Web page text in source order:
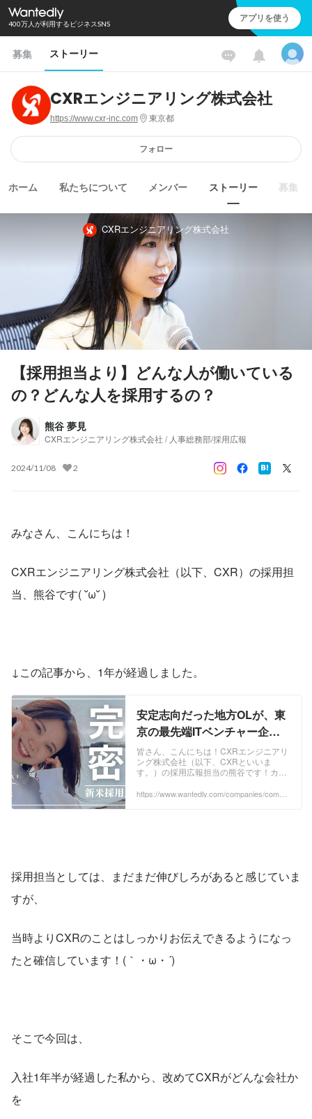
400万人が利用するビジネスSNS アプリを使う
募集 ストーリー
CXRエンジニアリング株式会社
https://www.cxr-inc.com 東京都
フォロー
ホーム 私たちについて メンバー ストーリー 募集
CXRエンジニアリング株式会社
【採用担当より】どんな人が働いている
の？どんな人を採用するの？
熊谷 夢見
CXRエンジニアリング株式会社 / 人事総務部/採用広報
2024/11/08 2
みなさん、こんにちは！
CXRエンジニアリング株式会社（以下、CXR）の採用担
当、熊谷です( ˘ω˘ )
↓この記事から、1年が経過しました。
安定志向だった地方OLが、東
京の最先端ITベンチャー企業
で夢を叶えた話【メンバーイ
ンタビュー#3】 | メンバーイ
ンタビュー
皆さん、こんにちは！CXRエンジニアリ
ング株式会社（以下、CXRといいま
す。）の採用広報担当の熊谷です！カジ
お話しする可能性もございますので、僭
https://www.wantedly.com/companies/compa
採用担当としては、まだまだ伸びしろがあると感じていま
すが、
当時よりCXRのことはしっかりお伝えできるようになっ
たと確信しています！(｀・ω・´)
そこで今回は、
入社1年半が経過した私から、改めてCXRがどんな会社か
を